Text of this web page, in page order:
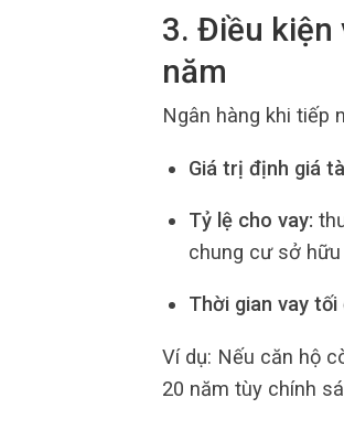
3. Điều kiện
năm
Ngân hàng khi tiếp
Giá trị định giá
Tỷ lệ cho vay:
chung cư sở
Thời gian vay tối
Ví dụ: Nếu căn hộ
20 năm tùy chính